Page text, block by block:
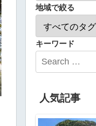
地域で絞る
キーワード
人気記事